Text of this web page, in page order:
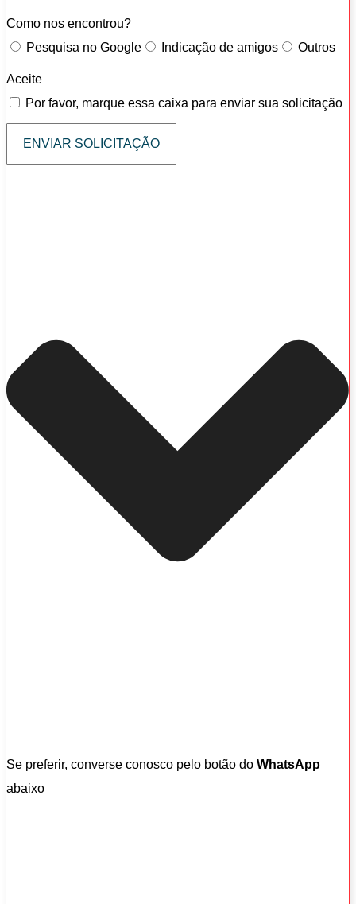
Como nos encontrou?
Pesquisa no Google
Indicação de amigos Outros
Aceite
Por favor, marque essa caixa para enviar sua solicitação
ENVIAR SOLICITAÇÃO
Se preferir, converse conosco pelo botão do WhatsApp
abaixo